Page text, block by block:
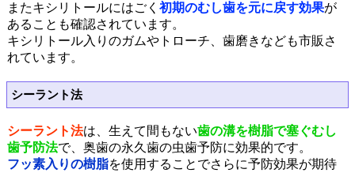
またキシリトールにはごく 初期のむし歯を元に戻す効果が
あることも確認されています。
キシリトール入りのガムやトローチ、歯磨きなども市販さ
れています。
シーラント法
シーラント法は、生えて間もない歯の溝を樹脂で塞ぐむし
歯予防法で、奥歯の永久歯の虫歯予防に効果的です。
フッ素入りの樹脂を使用することでさらに予防効果が期待